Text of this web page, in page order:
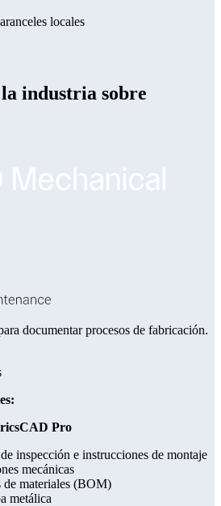
locales
industria sobre
documentar procesos de fabricación.
Pro
inspección e instrucciones de montaje
mecánicas
de materiales (BOM)
metálica